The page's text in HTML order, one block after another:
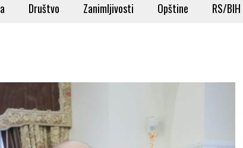
Društvo Zanimljivosti Opštine RS/BIH